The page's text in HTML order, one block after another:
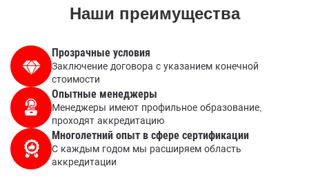
Наши преимущества
Прозрачные условия
Заключение договора с указанием конечной
стоимости
Опытные менеджеры
Менеджеры имеют профильное образование,
проходят аккредитацию
Многолетний опыт в сфере сертификации
С каждым годом мы расширяем область
аккредитации